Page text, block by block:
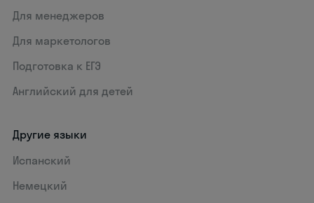
Для менеджеров
Для маркетологов
Подготовка к ЕГЭ
Английский для детей
Другие языки
Испанский
Немецкий